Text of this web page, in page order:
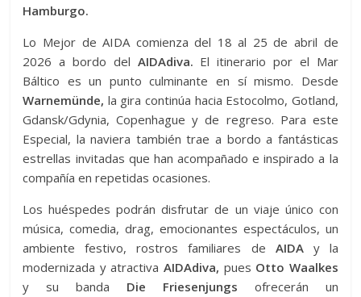
Hamburgo.
Lo Mejor de AIDA comienza del 18 al 25 de abril de
2026 a bordo del AIDAdiva. El itinerario por el Mar
Báltico es un punto culminante en sí mismo. Desde
Warnemünde, la gira continúa hacia Estocolmo, Gotland,
Gdansk/Gdynia, Copenhague y de regreso. Para este
Especial, la naviera también trae a bordo a fantásticas
estrellas invitadas que han acompañado e inspirado a la
compañía en repetidas ocasiones.
Los huéspedes podrán disfrutar de un viaje único con
música, comedia, drag, emocionantes espectáculos, un
ambiente festivo, rostros familiares de AIDAy la
modernizada y atractiva AIDAdiva, pues Otto Waalkes
y su banda Die Friesenjungs ofrecerán un